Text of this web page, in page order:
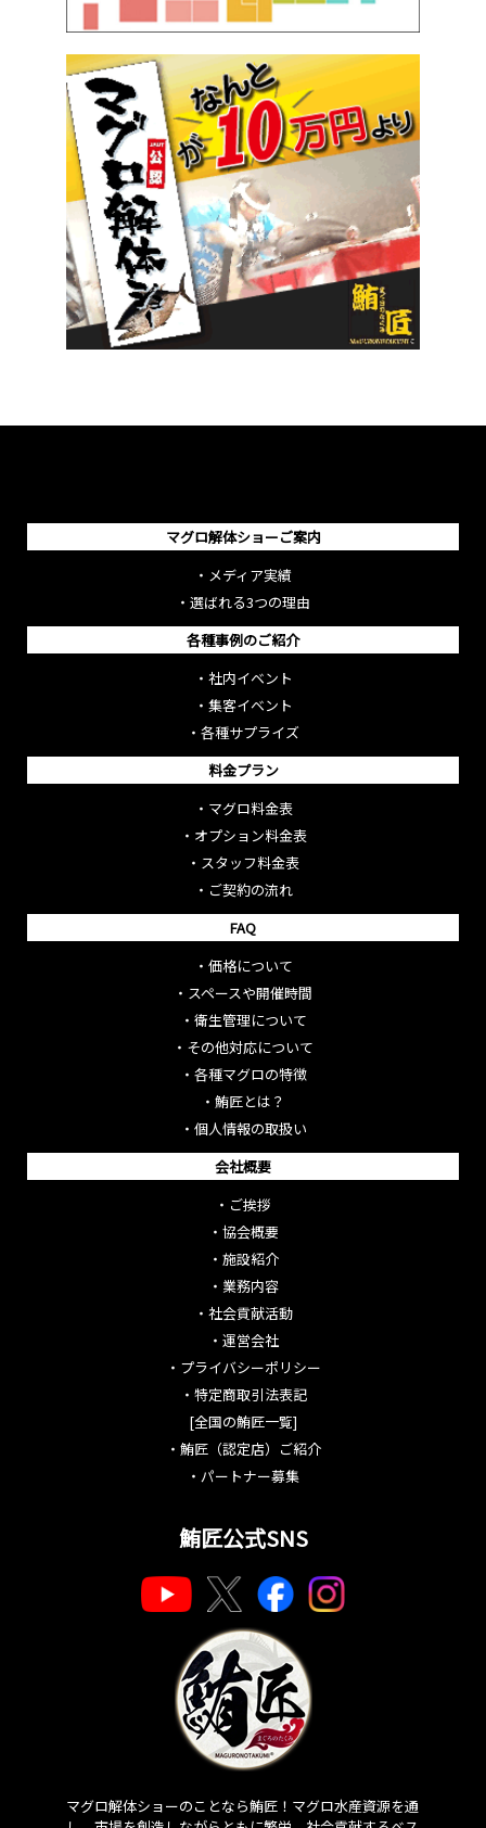
マグロ解体ショーご案内
・ メディア実績
・ 選ばれる3つの理由
各種事例のご紹介
・ 社内イベント
・ 集客イベント
・ 各種サプライズ
料金プラン
・ マグロ料金表
・ オプション料金表
・ スタッフ料金表
・ ご契約の流れ
FAQ
・ 価格について
・ スペースや開催時間
・ 衛生管理について
・ その他対応について
・ 各種マグロの特徴
・ 鮪匠とは？
・ 個人情報の取扱い
会社概要
・ ご挨拶
・ 協会概要
・ 施設紹介
・ 業務内容
・ 社会貢献活動
・ 運営会社
・ プライバシーポリシー
・ 特定商取引法表記
[全国の鮪匠一覧]
・ 鮪匠（認定店）ご紹介
・ パートナー募集
鮪匠公式SNS
マグロ解体ショーのことなら鮪匠！マグロ水産資源を通